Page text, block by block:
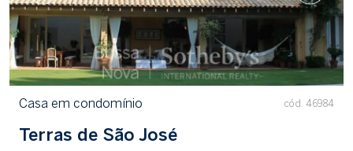
Casa em condomínio cód. 46984
Terras de São José